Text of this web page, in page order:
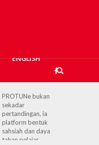
ENGLISH
PROTUNe bukan
sekadar
pertandingan, ia
platform bentuk
sahsiah dan daya
tahan pelajar